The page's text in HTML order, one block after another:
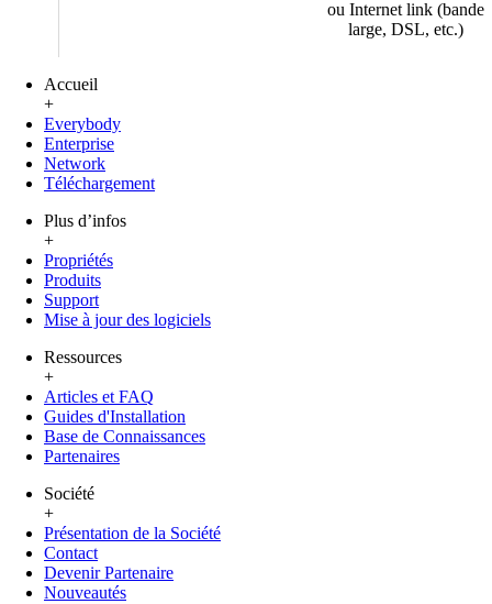
ou Internet link (bande
large, DSL, etc.)
Accueil
+
Everybody
Enterprise
Network
Téléchargement
Plus d’infos
+
Propriétés
Produits
Support
Mise à jour des logiciels
Ressources
+
Articles et FAQ
Guides d'Installation
Base de Connaissances
Partenaires
Société
+
Présentation de la Société
Contact
Devenir Partenaire
Nouveautés